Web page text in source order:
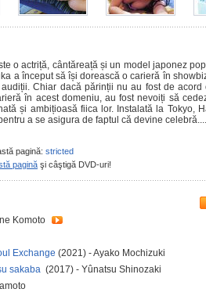
o actriță, cântăreață și un model japonez
a început să își dorească o carieră în
Chiar dacă părinții nu au fost de acord
în acest domeniu, au fost nevoiți să
și ambițioasă fiica lor. Instalată la Tokyo,
a se asigura de faptul că devine celebră....
pagină: stricted
pagină şi câştigă DVD-uri!
Komoto
Exchange (2021) - Ayako Mochizuki
sakaba (2017) - Yûnatsu Shinozaki